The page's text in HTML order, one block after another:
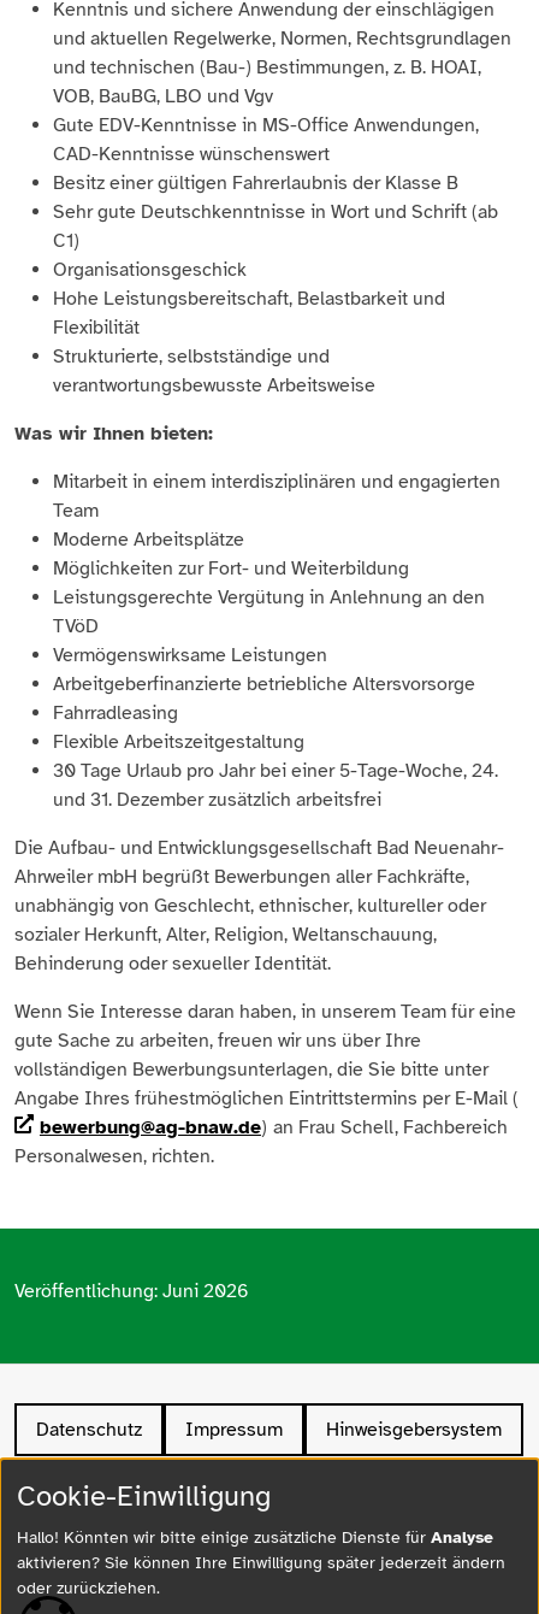
Kenntnis und sichere Anwendung der einschlägigen
und aktuellen Regelwerke, Normen, Rechtsgrundlagen
und technischen (Bau-) Bestimmungen, z. B. HOAI,
VOB, BauBG, LBO und Vgv
Gute EDV-Kenntnisse in MS-Office Anwendungen,
CAD-Kenntnisse wünschenswert
Besitz einer gültigen Fahrerlaubnis der Klasse B
Sehr gute Deutschkenntnisse in Wort und Schrift (ab
C1)
Organisationsgeschick
Hohe Leistungsbereitschaft, Belastbarkeit und
Flexibilität
Strukturierte, selbstständige und
verantwortungsbewusste Arbeitsweise
Was wir Ihnen bieten:
Mitarbeit in einem interdisziplinären und engagierten
Team
Moderne Arbeitsplätze
Möglichkeiten zur Fort- und Weiterbildung
Leistungsgerechte Vergütung in Anlehnung an den
TVöD
Vermögenswirksame Leistungen
Arbeitgeberfinanzierte betriebliche Altersvorsorge
Fahrradleasing
Flexible Arbeitszeitgestaltung
30 Tage Urlaub pro Jahr bei einer 5-Tage-Woche, 24.
und 31. Dezember zusätzlich arbeitsfrei
Die Aufbau- und Entwicklungsgesellschaft Bad Neuenahr-
Ahrweiler mbH begrüßt Bewerbungen aller Fachkräfte,
unabhängig von Geschlecht, ethnischer, kultureller oder
sozialer Herkunft, Alter, Religion, Weltanschauung,
Behinderung oder sexueller Identität.
Wenn Sie Interesse daran haben, in unserem Team für eine
gute Sache zu arbeiten, freuen wir uns über Ihre
vollständigen Bewerbungsunterlagen, die Sie bitte unter
Angabe Ihres frühestmöglichen Eintrittstermins per E-Mail (
bewerbung@ag-bnaw.de) an Frau Schell, Fachbereich
Personalwesen, richten.
Veröffentlichung: Juni 2026
Datenschutz Impressum Hinweisgebersystem
Barrierefreiheit
Ein Unternehmen der Stadt Bad Neuenahr Ahrweiler
© 2026
Cookie-Einwilligung
Hallo! Könnten wir bitte einige zusätzliche Dienste für Analyse
aktivieren? Sie können Ihre Einwilligung später jederzeit ändern
oder zurückziehen.